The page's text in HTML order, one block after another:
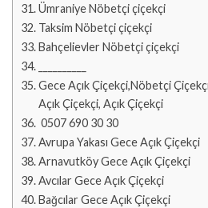
Ümraniye Nöbetçi çiçekçi
Taksim Nöbetçi çiçekçi
Bahçelievler Nöbetçi çiçekçi
Gece Açık Çiçekçi,Nöbetçi
Açık Çiçekçi, Açık Çiçekçi
0507 690 30 30
Avrupa Yakası Gece Açık Çiçekçi
Arnavutköy Gece Açık Çiçekçi
Avcılar Gece Açık Çiçekçi
Bağcılar Gece Açık Çiçekçi